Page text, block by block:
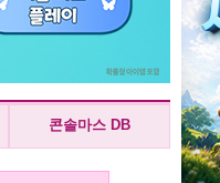
콘솔마스 DB